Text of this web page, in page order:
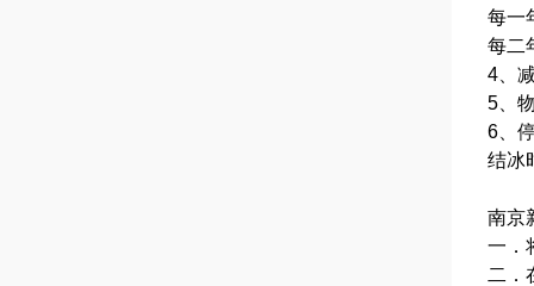
每一
每二
4、
5、
6、
结冰
南京
一．
二．